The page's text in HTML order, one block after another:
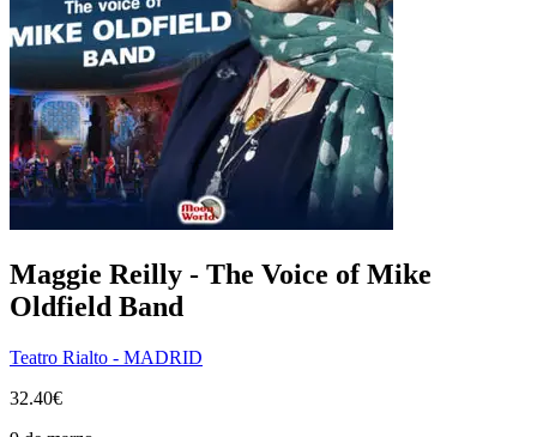
Maggie Reilly - The Voice of Mike
Oldfield Band
Teatro Rialto - MADRID
32.40€